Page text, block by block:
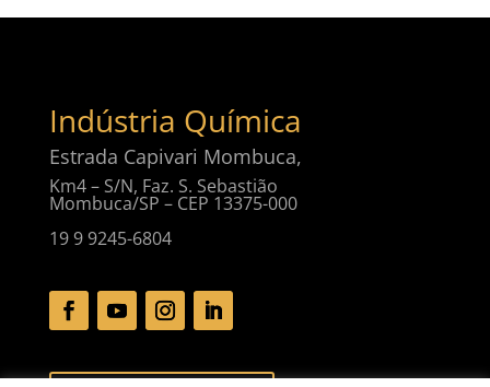
Indústria Química
Estrada Capivari Mombuca,
Km4 – S/N, Faz. S. Sebastião
Mombuca/SP – CEP 13375-000
19 9 9245-6804